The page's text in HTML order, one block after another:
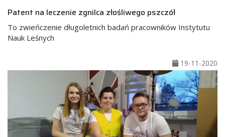
Patent na leczenie zgnilca złośliwego pszczół
To zwieńczenie długoletnich badań pracowników Instytutu
Nauk Leśnych
19-11-2020